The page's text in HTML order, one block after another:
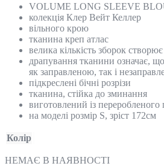
VOLUME LONG SLEEVE
колекція Клер Вейт Келлер
вільного крою
тканина креп атлас
велика кількість зборок
драпування тканини означає,
як заправленою, так і
підкреслені бічні розрізи
тканина, стійка до зминання
виготовлений із переробленого
на моделі розмір S, зріст 172см
Колір
НЕМАЄ В НАЯВНОСТІ